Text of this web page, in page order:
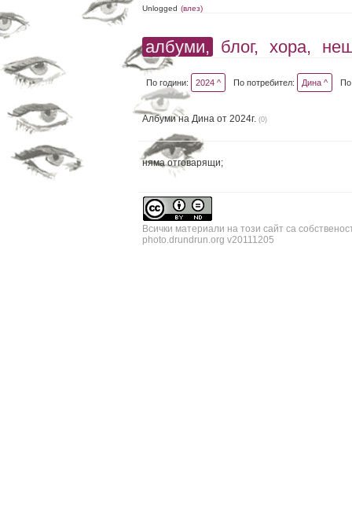
Unlogged (влез)
албуми, блог, хора,
По години: 2024 ^ По потребител: Дина ^
Албуми на Дина от 2024г. (0)
няма отговарящи;
Всички материали на този сайт са
photo.drundrun.org v20111205